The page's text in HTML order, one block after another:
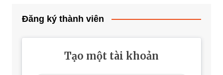
Đăng ký thành viên
Tạo một tài khoản